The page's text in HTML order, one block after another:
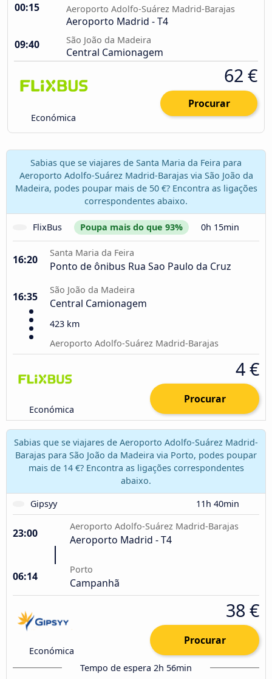
00:15 Aeroporto Adolfo-Suárez Madrid-Barajas
Aeroporto Madrid - T4
09:40
São João da Madeira
Central Camionagem
Económica
62 €
Procurar
Sabias que se viajares de Santa Maria da Feira para
Aeroporto Adolfo-Suárez Madrid-Barajas via São João da
Madeira, podes poupar mais de 50 €? Encontra as ligações
correspondentes abaixo.
FlixBus Poupa mais do que 93% 0h 15min
16:20
Santa Maria da Feira
Ponto de ônibus Rua Sao Paulo da Cruz
16:35
São João da Madeira
Central Camionagem
423 km
Aeroporto Adolfo-Suárez Madrid-Barajas
Económica
4 €
Procurar
Sabias que se viajares de Aeroporto Adolfo-Suárez Madrid-
Barajas para São João da Madeira via Porto, podes poupar
mais de 14 €? Encontra as ligações correspondentes
abaixo.
Gipsyy
11h 40min
23:00
Aeroporto Adolfo-Suárez Madrid-Barajas
Aeroporto Madrid - T4
06:14
Porto
Campanhã
Económica
38 €
Procurar
Tempo de espera 2h 56min